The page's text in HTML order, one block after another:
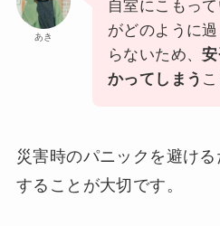
あき
自室にこもっ
がどのように
らないため、
かってしまう
災害時のパニックを避け
することが大切です。